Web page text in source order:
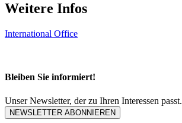
Weitere Infos
International Office
Bleiben Sie informiert!
Unser Newsletter, der zu Ihren Interessen passt.
NEWSLETTER ABONNIEREN